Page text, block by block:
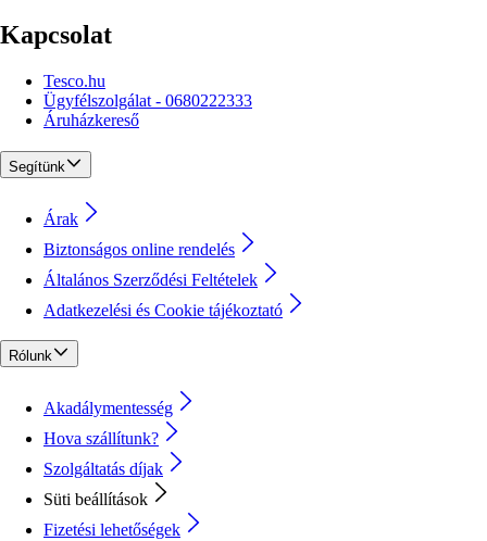
Kapcsolat
Tesco.hu
Ügyfélszolgálat - 0680222333
Áruházkereső
Segítünk
Árak
Biztonságos online rendelés
Általános Szerződési Feltételek
Adatkezelési és Cookie tájékoztató
Rólunk
Akadálymentesség
Hova szállítunk?
Szolgáltatás díjak
Süti beállítások
Fizetési lehetőségek